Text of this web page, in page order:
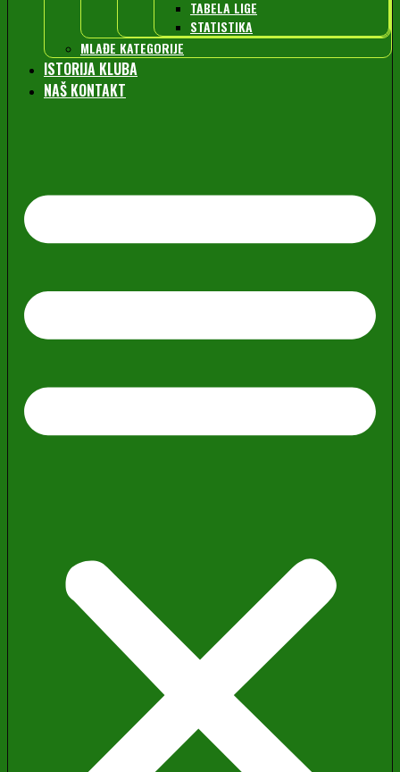
TABELA LIGE
STATISTIKA
MLAĐE KATEGORIJE
ISTORIJA KLUBA
NAŠ KONTAKT